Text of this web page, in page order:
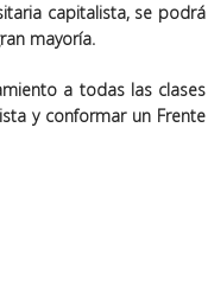
capitalista, se podrá
mayoría.
a todas las clases
y conformar un Frente